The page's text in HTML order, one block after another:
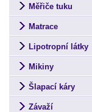
Měřiče tuku
Matrace
Lipotropní látky
Mikiny
Šlapací káry
Závaží